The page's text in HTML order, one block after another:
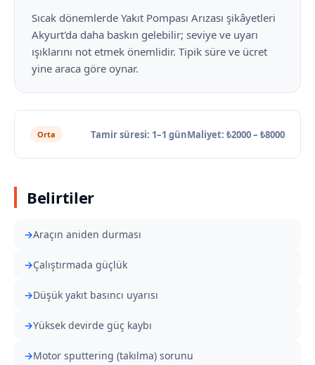
Sıcak dönemlerde Yakıt Pompası Arızası şikâyetleri
Akyurt'da daha baskın gelebilir; seviye ve uyarı
ışıklarını not etmek önemlidir. Tipik süre ve ücret
yine araca göre oynar.
Orta Tamir süresi: 1–1 günMaliyet: ₺2000 – ₺8000
Belirtiler
Araçın aniden durması
Çalıştırmada güçlük
Düşük yakıt basıncı uyarısı
Yüksek devirde güç kaybı
Motor sputtering (takılma) sorunu